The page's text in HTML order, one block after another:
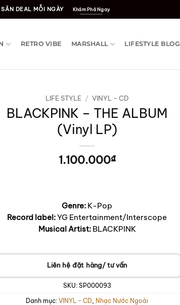
SĂN DEAL MỖI NGÀY Khám Phá Ngay
RETRO VIBE MARSHALL LIFESTYLE BLOG
LIFE STYLE / VINYL - CD
BLACKPINK – THE ALBUM
(Vinyl LP)
1.100.000₫
Genre: K-Pop
Record label:YG Entertainment/Interscope
Musical Artist:BLACKPINK
Liên hệ đặt hàng/ tư vấn
SKU: SP000093
Danh mục:VINYL - CD
Nhạc Nước Ngoài